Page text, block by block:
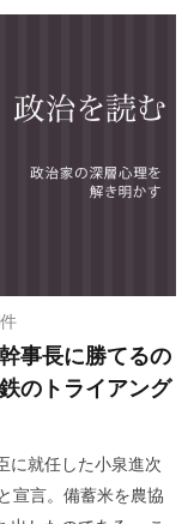
事長に勝てるの
のトライアング
に就任した小泉進次
宣言。備蓄米を農協